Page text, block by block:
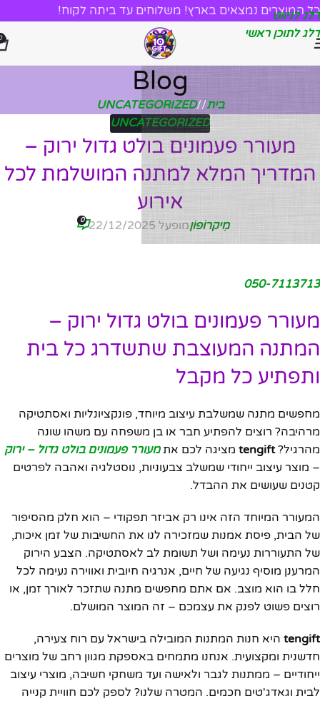
דלג לניווט
דלג לתוכן ראשי
כל המוצרים נמצאים בארץ! משלוחים עד ביתה לקוח!
Blog
בית/
UNCATEGORIZED
UNCATEGORIZED
מעורר פעמונים בולט גדול ירוק –
המדריך המלא למתנה המושלמת לכל
אירוע
מִיקרוֹפוֹןמופעל 22/12/2025 0
050-7113713
מעורר פעמונים בולט גדול ירוק –
המתנה המעוצבת שתשדרג כל בית
ותפתיע כל מקבל
מחפשים מתנה שמשלבת עיצוב מיוחד, פונקציונליות ואסתטיקה
מרהיבה? רוצים להפתיע חבר או בן משפחה עם משהו שונה
מהרגיל?tengift מציגה לכם אתמעורר פעמונים בולט גדול – ירוק
– מוצר עיצוב ייחודי שמשלב צבעוניות, נוסטלגיה ואהבה לפרטים
קטנים שעושים את ההבדל.
המעורר המיוחד הזה אינו רק אביזר תפקודי – הוא חלק מהסיפור
של הבית, פיסת אמנות שמזכירה לנו את החשיבות של זמן איכות,
של התעוררות נעימה ושל תשומת לב לאסתטיקה. הצבע הירוק
המרענן מוסיף נגיעה של חיים, אנרגיה חיובית ואווירה נעימה לכל
חלל בו הוא מוצב. אם אתם מחפשים מתנה שתזכר לאורך זמן, או
רוצים פשוט לפנק את עצמכם – זה המוצר המושלם.
tengift היא חנות המתנות המובילה בישראל עם רוח צעירה,
חדשנית ומקצועית. אנחנו מתמחים באספקת מגוון רחב של מוצרים
ייחודיים – ממתנות לגבר ולאישה ועד משחקי חשיבה, מוצרי עיצוב
לבית וגאדג'טים חכמים. המטרה שלנו? לספק לכם חוויית קנייה